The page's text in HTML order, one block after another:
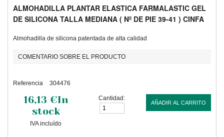
ALMOHADILLA PLANTAR ELASTICA FARMALASTIC GEL
DE SILICONA TALLA MEDIANA ( Nº DE PIE 39-41 ) CINFA
Almohadilla de silicona patentada de alta calidad
COMENTARIO SOBRE EL PRODUCTO
Referencia 304476
16,13 €In
stock
IVA incluído
Cantidad:
AÑADIR AL CARRITO